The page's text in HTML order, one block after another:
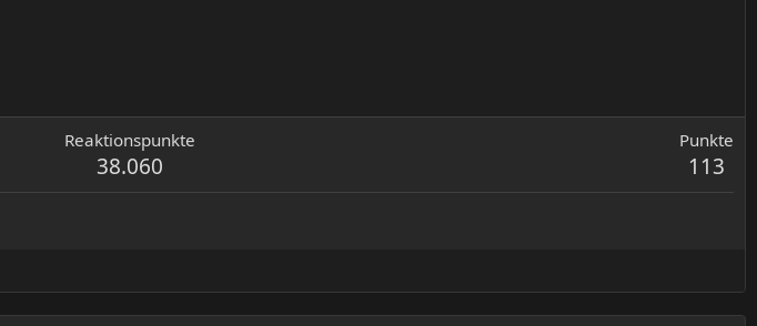
Reaktionspunkte
38.060
Punkte
113